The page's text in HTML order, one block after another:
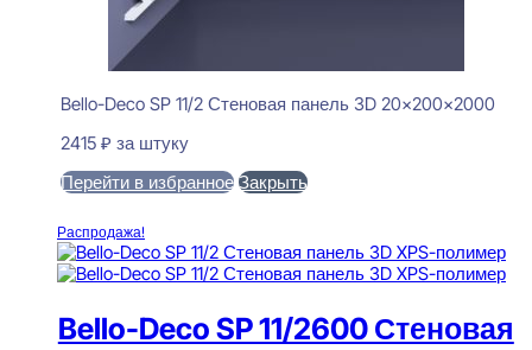
Bello-Deco SP 11/2 Стеновая панель 3D 20x200x2000
2415 ₽ за штуку
Перейти в избранное Закрыть
Распродажа!
Bello-Deco SP 11/2600 Стеновая